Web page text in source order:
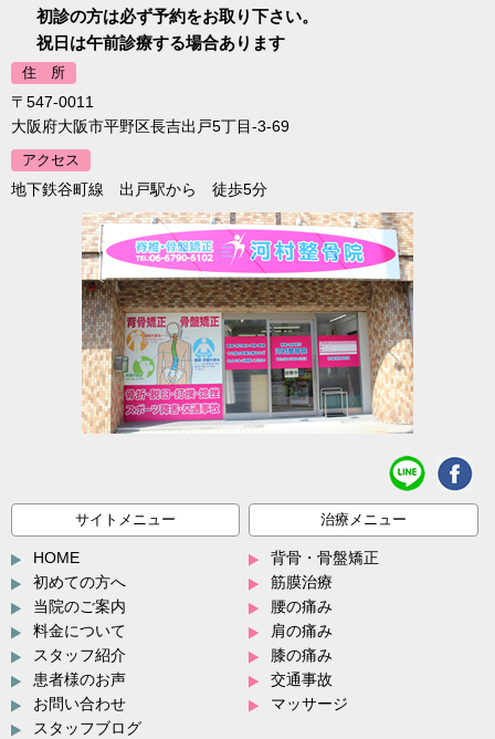
初診の方は必ず予約をお取り下さい。
祝日は午前診療する場合あります
住 所
〒547-0011
大阪府大阪市平野区長吉出戸5丁目-3-69
アクセス
地下鉄谷町線 出戸駅から 徒歩5分
サイトメニュー
HOME
初めての方へ
当院のご案内
料金について
スタッフ紹介
患者様のお声
お問い合わせ
スタッフブログ
治療メニュー
背骨・骨盤矯正
筋膜治療
腰の痛み
肩の痛み
膝の痛み
交通事故
マッサージ